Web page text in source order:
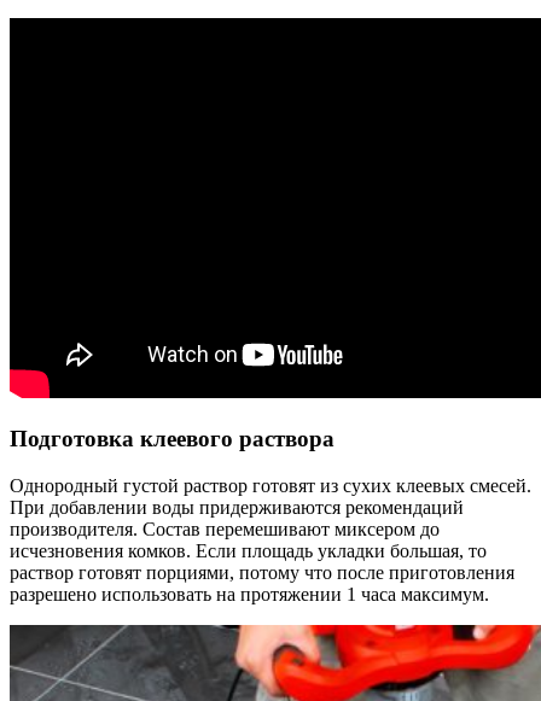
Подготовка клеевого раствора
Однородный густой раствор готовят из сухих клеевых смесей.
При добавлении воды придерживаются рекомендаций
производителя. Состав перемешивают миксером до
исчезновения комков. Если площадь укладки большая, то
раствор готовят порциями, потому что после приготовления
разрешено использовать на протяжении 1 часа максимум.